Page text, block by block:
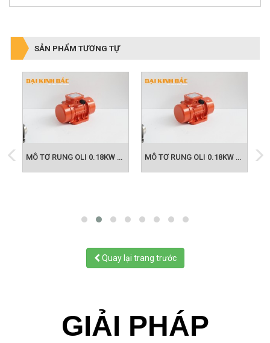
SẢN PHẨM TƯƠNG TỰ
MÔ TƠ RUNG OLI 0.18KW MVE 202/3 MÔ TƠ RUNG OLI 0.18KW MVE 202/3
Quay lại trang trước
GIẢI PHÁP